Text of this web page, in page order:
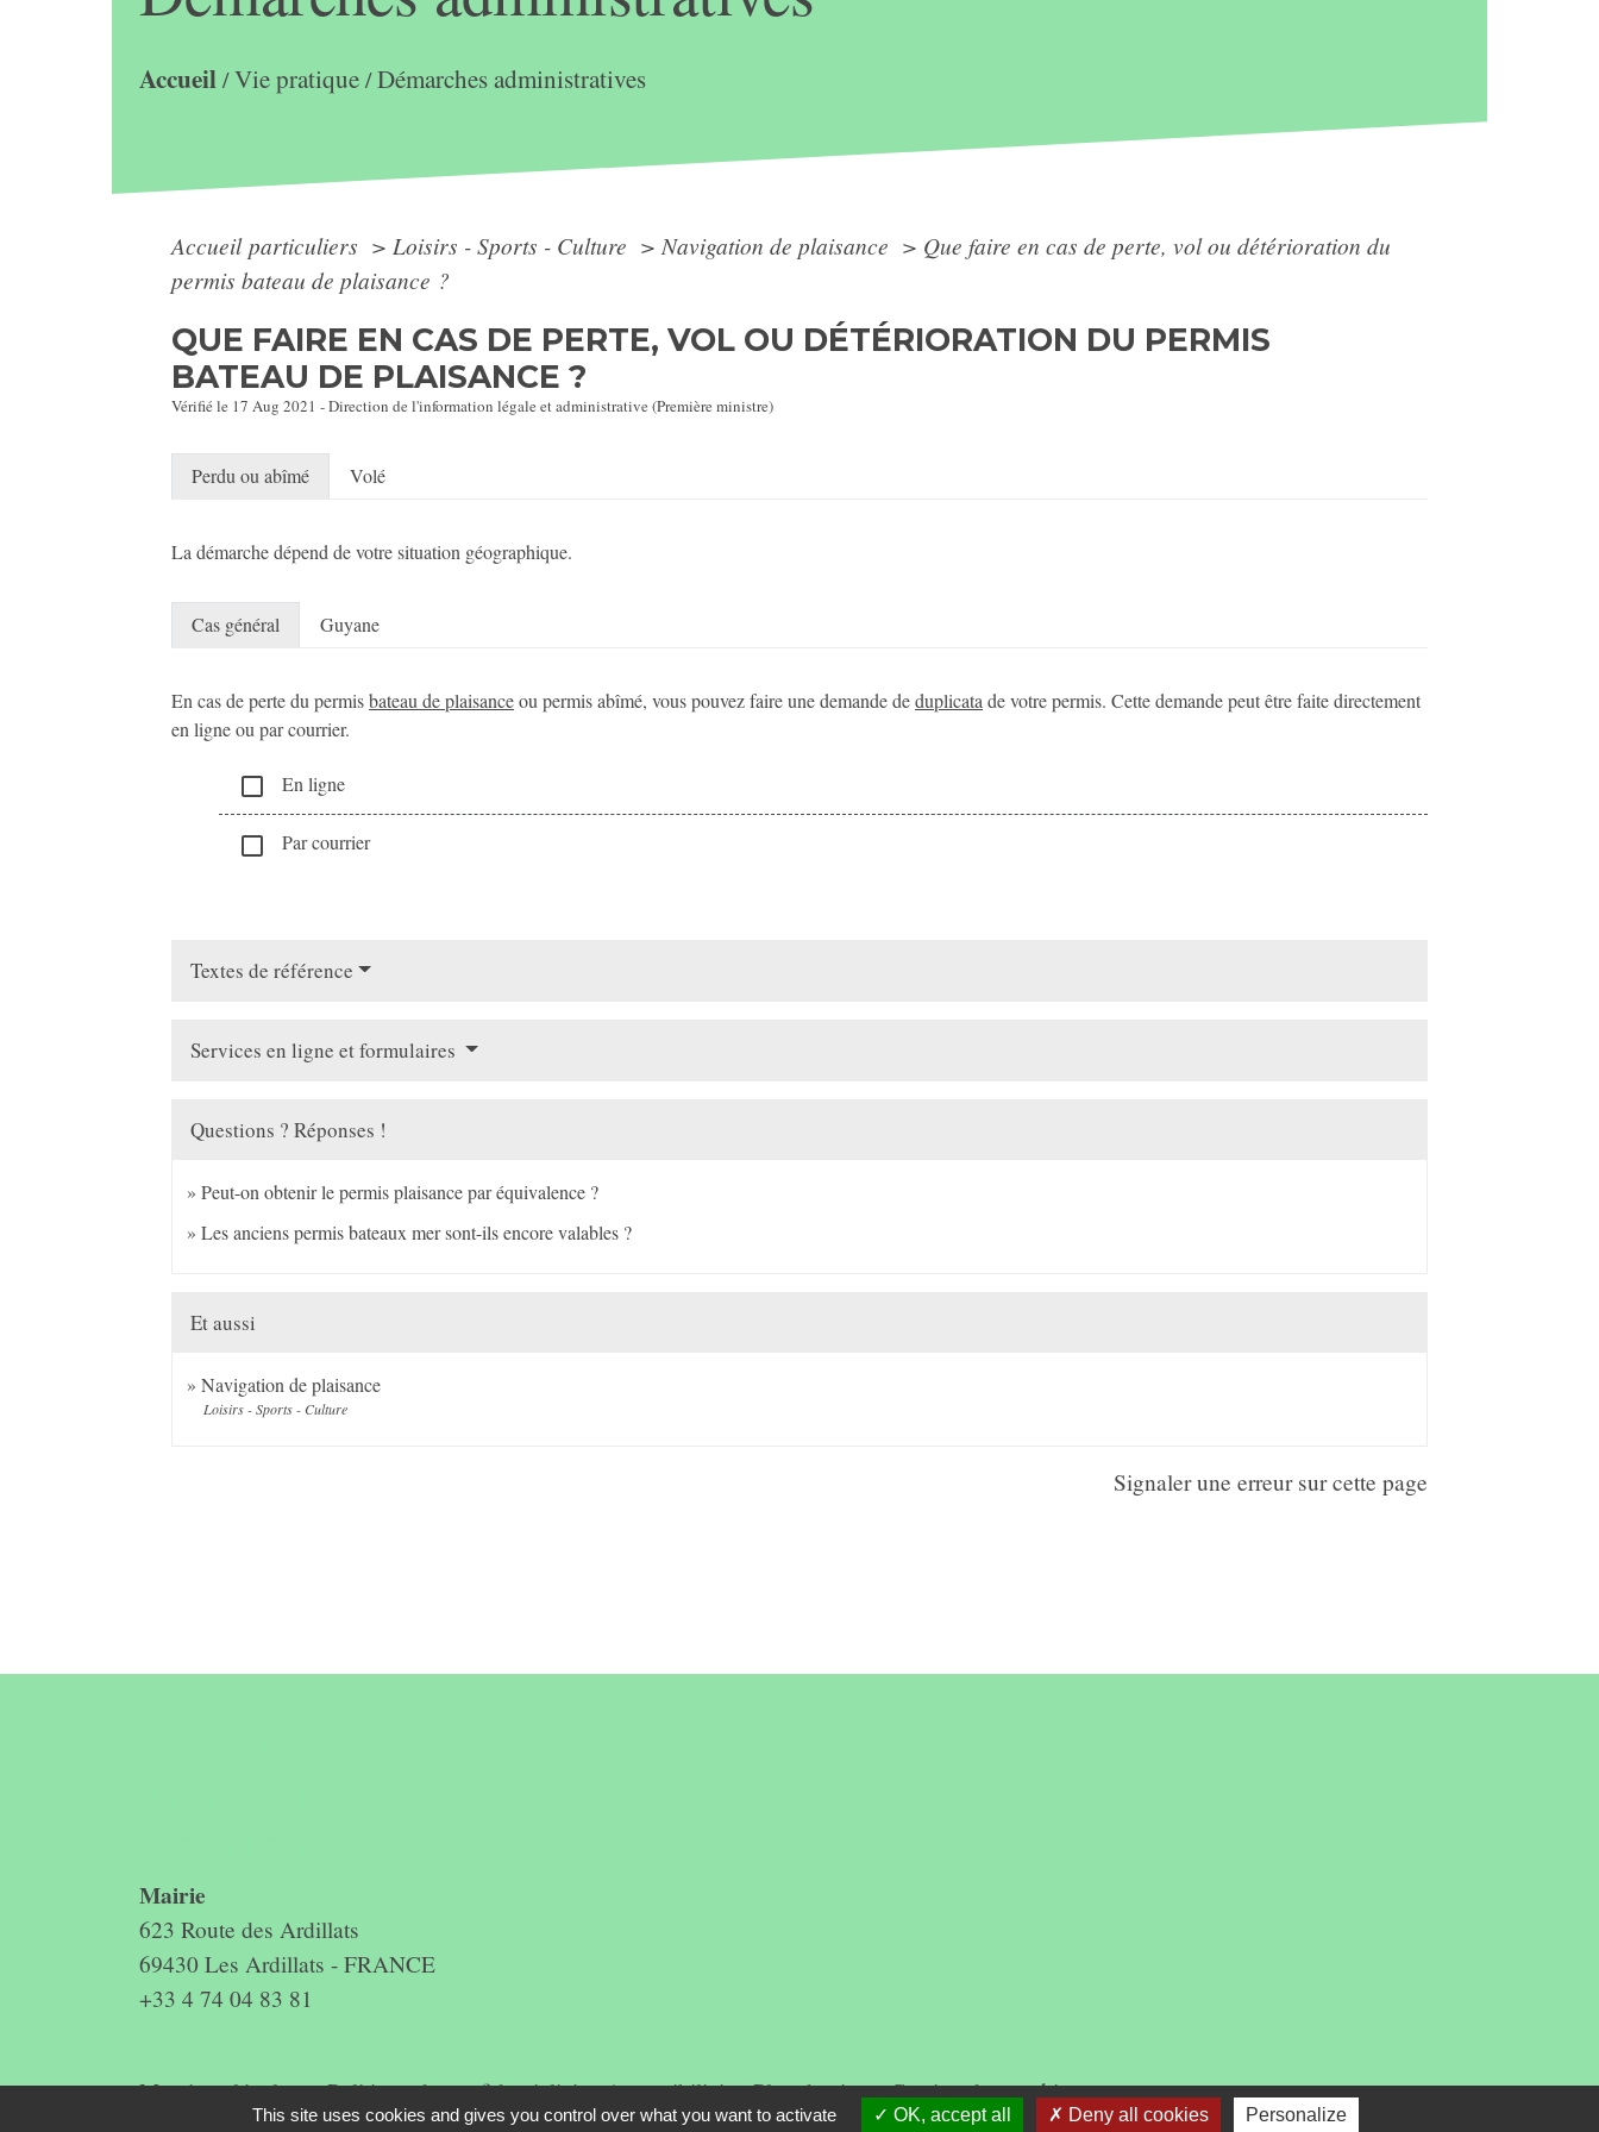
Accueil/Vie pratique/Démarches administratives
Accueil particuliers > Loisirs - Sports - Culture > Navigation de plaisance > Que faire en cas de perte, vol ou détérioration du
permis bateau de plaisance ?
QUE FAIRE EN CAS DE PERTE, VOL OU DÉTÉRIORATION DU PERMIS
BATEAU DE PLAISANCE ?
Vérifié le 17 Aug 2021 - Direction de l'information légale et administrative (Première ministre)
Perdu ou abîmé Volé
La démarche dépend de votre situation géographique.
Cas général Guyane
En cas de perte du permisbateau de plaisanceou permis abîmé, vous pouvez faire une demande deduplicata de votre permis. Cette demande peut être faite directement
en ligne ou par courrier.
check_box_outline_blank En ligne
check_box_outline_blank Par courrier
Textes de référence
Services en ligne et formulaires
Questions ? Réponses !
Peut-on obtenir le permis plaisance par équivalence ?
Les anciens permis bateaux mer sont-ils encore valables ?
Et aussi
Navigation de plaisance
Loisirs - Sports - Culture
Signaler une erreur sur cette page
Mairie
623 Route des Ardillats
69430 Les Ardillats - FRANCE
+33 4 74 04 83 81
Mentions légales - Politique de confidentialité - Accessibilité - Plan du site - Gestion des cookies
This site uses cookies and gives you control over what you want to activate OK, accept all Deny all cookies Personalize